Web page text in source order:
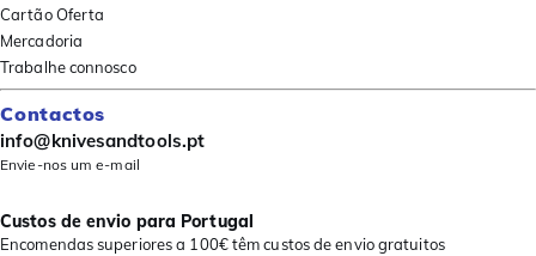
Cartão Oferta
Mercadoria
Trabalhe connosco
Contactos
info@knivesandtools.pt
Envie-nos um e-mail
Custos de envio para Portugal
Encomendas superiores a 100€ têm custos de envio gratuitos